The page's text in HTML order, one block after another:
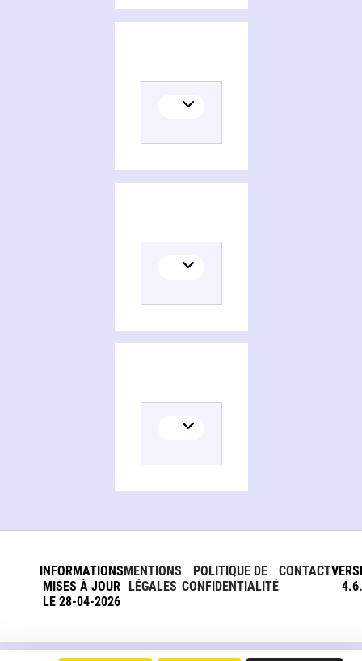
INFORMATIONS
MISES À JOUR
LE 28-04-2026
MENTIONS
LÉGALES
POLITIQUE DE
CONFIDENTIALITÉ
CONTACT